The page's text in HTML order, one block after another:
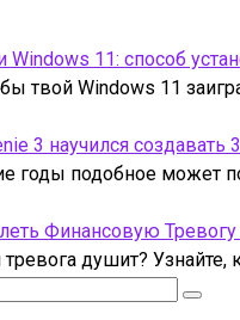
11: способ
твой Windows 11
3 научился
годы подобное может
Финансовую
душит? Узнайте,